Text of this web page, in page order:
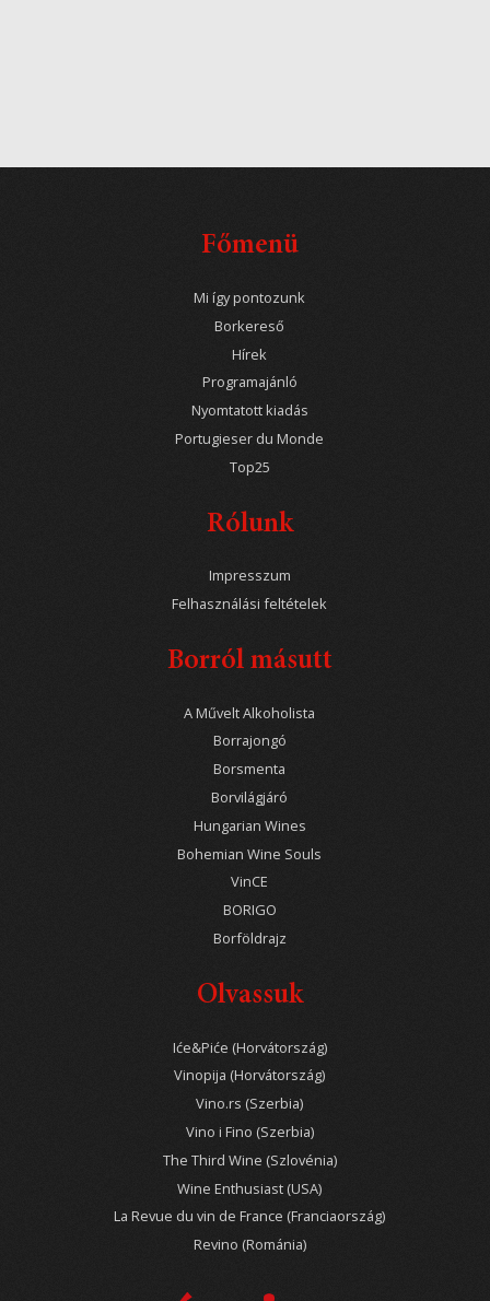
Főmenü
Mi így pontozunk
Borkereső
Hírek
Programajánló
Nyomtatott kiadás
Portugieser du Monde
Top25
Rólunk
Impresszum
Felhasználási feltételek
Borról másutt
A Művelt Alkoholista
Borrajongó
Borsmenta
Borvilágjáró
Hungarian Wines
Bohemian Wine Souls
VinCE
BORIGO
Borföldrajz
Olvassuk
Iće&Piće (Horvátország)
Vinopija (Horvátország)
Vino.rs (Szerbia)
Vino i Fino (Szerbia)
The Third Wine (Szlovénia)
Wine Enthusiast (USA)
La Revue du vin de France (Franciaország)
Revino (Románia)